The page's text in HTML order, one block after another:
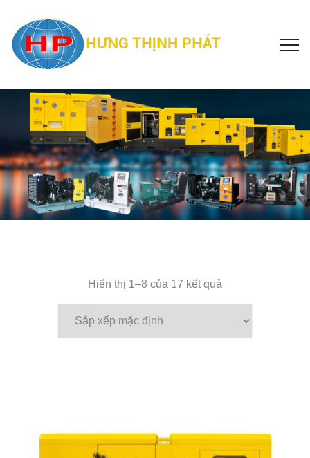
Hiển thị 1–8 của 17 kết quả